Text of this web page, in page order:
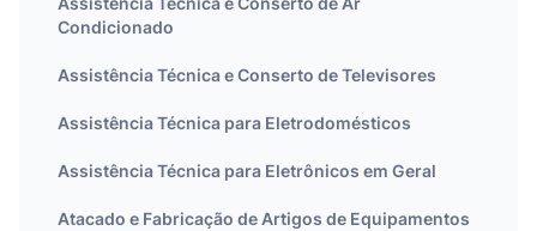
Condicionado
Assistência Técnica e Conserto de Televisores
Assistência Técnica para Eletrodomésticos
Assistência Técnica para Eletrônicos em Geral
Atacado e Fabricação de Artigos de Equipamentos